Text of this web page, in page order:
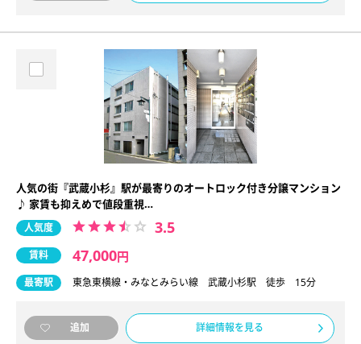
人気の街『武蔵小杉』駅が最寄りのオートロック付き分譲マンション
♪ 家賃も抑えめで値段重視…
人気度 3.5
賃料 47,000円
最寄駅 東急東横線・みなとみらい線 武蔵小杉駅 徒歩 15分
追加 詳細情報を見る